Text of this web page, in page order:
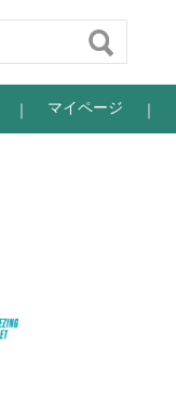
マイページ